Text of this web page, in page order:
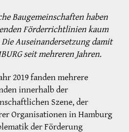
Baugemeinschaften haben
Förderrichtlinien kaum
Auseinandersetzung damit
seit mehreren Jahren.
2019 fanden mehrere
innerhalb der
Szene, der
Organisationen in Hamburg
der Förderung